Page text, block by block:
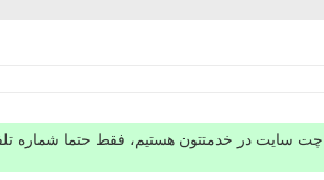
سایت در خدمتتون هستیم، فقط حتما شماره